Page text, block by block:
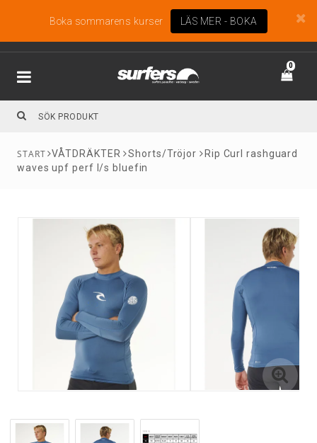
Boka sommarens kurser LÄS MER - BOKA
0
VÅTDRÄKTER Shorts/Tröjor
Rip Curl rashguard
waves upf perf l/s bluefin